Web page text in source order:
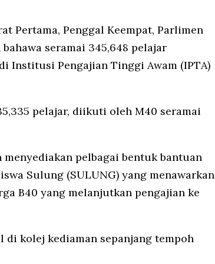
Pertama, Penggal Keempat, Parlimen
seramai 345,648 pelajar
Institusi Pengajian Tinggi Awam (IPTA)
pelajar, diikuti oleh M40 seramai
pelbagai bentuk bantuan
Sulung (SULUNG) yang menawarkan
B40 yang melanjutkan pengajian ke
kolej kediaman sepanjang tempoh